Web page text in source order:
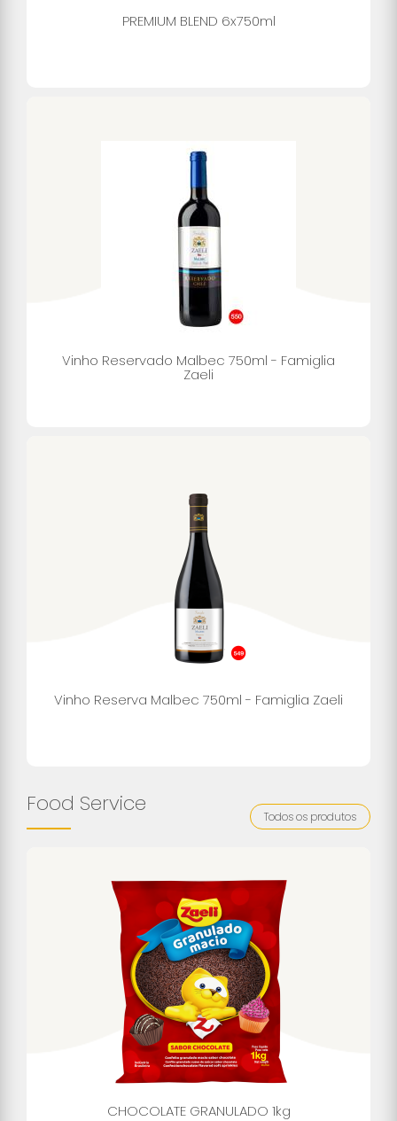
PREMIUM BLEND 6x750ml
Vinho Reservado Malbec 750ml - Famiglia
Zaeli
Vinho Reserva Malbec 750ml - Famiglia Zaeli
Food Service Todos os produtos
CHOCOLATE GRANULADO 1kg